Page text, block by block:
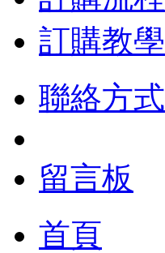
訂購教學
聯絡方式
留言板
首頁